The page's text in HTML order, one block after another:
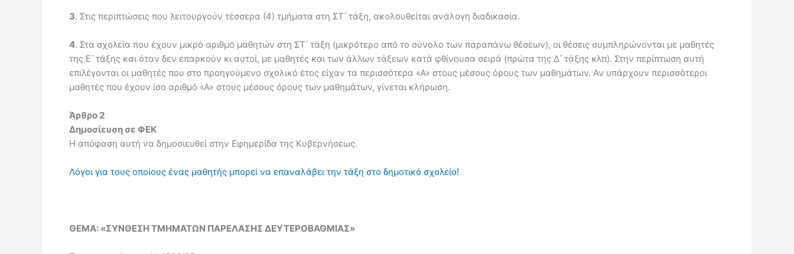
3. Στις περιπτώσεις που λειτουργούν τέσσερα (4) τμήματα στη ΣΤ ́ τάξη, ακολουθείται ανάλογη διαδικασία.
4. Στα σχολεία που έχουν μικρό αριθμό μαθητών στη ΣΤ ́ τάξη (μικρότερο από το σύνολο των παραπάνω θέσεων), οι θέσεις συμπληρώνονται με μαθητές
της Ε ́ τάξης και όταν δεν επαρκούν κι αυτοί, με μαθητές και των άλλων τάξεων κατά φθίνουσα σειρά (πρώτα της Δ ́ τάξης κλπ). Στην περίπτωση αυτή
επιλέγονται οι μαθητές που στο προηγούμενο σχολικό έτος είχαν τα περισσότερα «Α» στους μέσους όρους των μαθημάτων. Αν υπάρχουν περισσότεροι
μαθητές που έχουν ίσο αριθμό «Α» στους μέσους όρους των μαθημάτων, γίνεται κλήρωση.
Άρθρο 2
Δημοσίευση σε ΦΕΚ
Η απόφαση αυτή να δημοσιευθεί στην Εφημερίδα της Κυβερνήσεως.
Λόγοι για τους οποίους ένας μαθητής μπορεί να επαναλάβει την τάξη στο δημοτικό σχολείο!
ΘΕΜΑ: «ΣΥΝΘΕΣΗ ΤΜΗΜΑΤΩΝ ΠΑΡΕΛΑΣΗΣ ΔΕΥΤΕΡΟΒΑΘΜΙΑΣ»